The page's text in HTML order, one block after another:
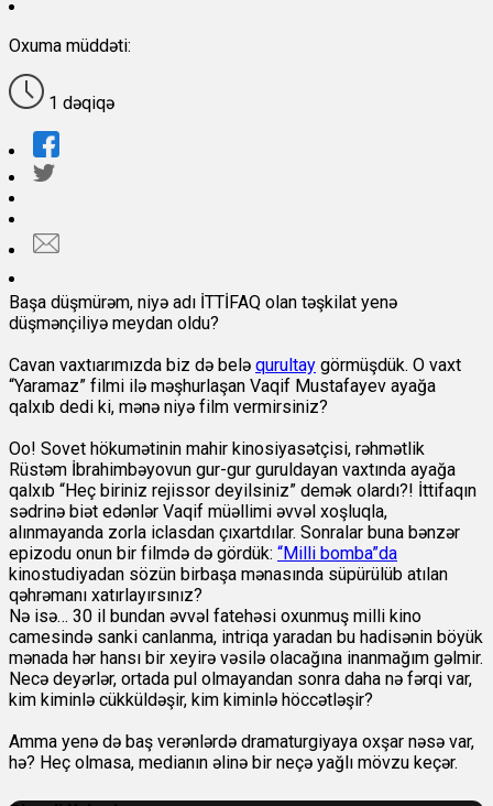
Oxuma müddəti:
1 dəqiqə
Başa düşmürəm, niyə adı İTTİFAQ olan təşkilat yenə
düşmənçiliyə meydan oldu?
Cavan vaxtıarımızda biz də belə qurultay görmüşdük. O vaxt
“Yaramaz” filmi ilə məşhurlaşan Vaqif Mustafayev ayağa
qalxıb dedi ki, mənə niyə film vermirsiniz?
Oo! Sovet hökumətinin mahir kinosiyasətçisi, rəhmətlik
Rüstəm İbrahimbəyovun gur-gur guruldayan vaxtında ayağa
qalxıb “Heç biriniz rejissor deyilsiniz” demək olardı?! İttifaqın
sədrinə biət edənlər Vaqif müəllimi əvvəl xoşluqla,
alınmayanda zorla iclasdan çıxartdılar. Sonralar buna bənzər
epizodu onun bir filmdə də gördük: “Milli bomba”da
kinostudiyadan sözün birbaşa mənasında süpürülüb atılan
qəhrəmanı xatırlayırsınız?
Nə isə… 30 il bundan əvvəl fatehəsi oxunmuş milli kino
camesində sanki canlanma, intriqa yaradan bu hadisənin böyük
mənada hər hansı bir xeyirə vəsilə olacağına inanmağım gəlmir.
Necə deyərlər, ortada pul olmayandan sonra daha nə fərqi var,
kim kiminlə cükküldəşir, kim kiminlə höccətləşir?
Amma yenə də baş verənlərdə dramaturgiyaya oxşar nəsə var,
hə? Heç olmasa, medianın əlinə bir neçə yağlı mövzu keçər.